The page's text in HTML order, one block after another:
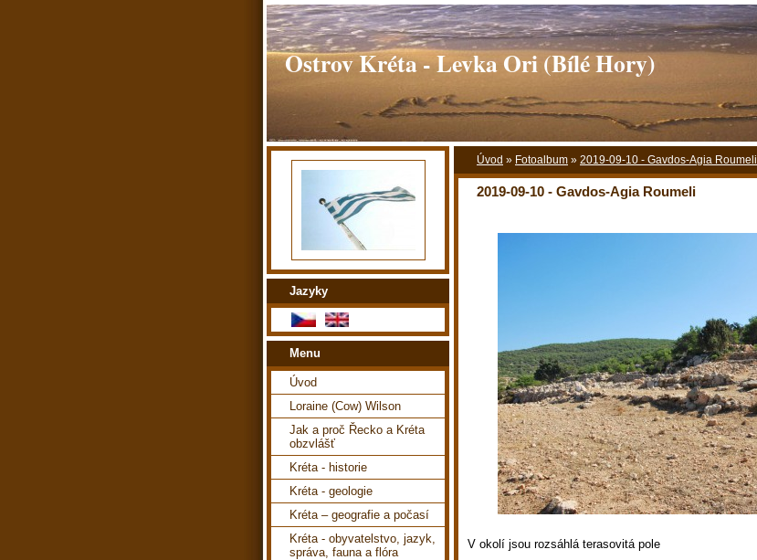
Ostrov Kréta - Levka Ori (Bílé Hory)
Úvod » Fotoalbum » 2019-09-10 - Gavdos-Agia Roumeli
2019-09-10 - Gavdos-Agia Roumeli
V okolí jsou rozsáhlá terasovitá pole
Jazyky
Menu
Úvod
Loraine (Cow) Wilson
Jak a proč Řecko a Kréta
obzvlášť
Kréta - historie
Kréta - geologie
Kréta – geografie a počasí
Kréta - obyvatelstvo, jazyk,
správa, fauna a flóra